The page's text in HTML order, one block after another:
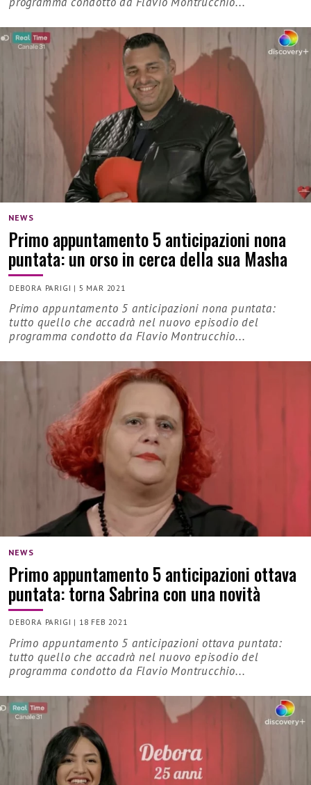
NEWS
Primo appuntamento 5 anticipazioni nona
puntata: un orso in cerca della sua Masha
DEBORA PARIGI | 5 MAR 2021
Primo appuntamento 5 anticipazioni nona puntata:
tutto quello che accadrà nel nuovo episodio del
programma condotto da Flavio Montrucchio...
NEWS
Primo appuntamento 5 anticipazioni ottava
puntata: torna Sabrina con una novità
DEBORA PARIGI | 18 FEB 2021
Primo appuntamento 5 anticipazioni ottava puntata:
tutto quello che accadrà nel nuovo episodio del
programma condotto da Flavio Montrucchio...